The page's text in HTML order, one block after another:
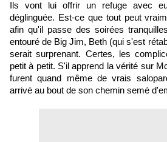
Ils vont lui offrir un refuge avec
déglinguée. Est-ce que tout peut
afin qu'il passe des soirées
entouré de Big Jim, Beth (qui s'est
serait surprenant. Certes, les
petit à petit. S'il apprend la vérité sur
furent quand même de vrais
arrivé au bout de son chemin semé